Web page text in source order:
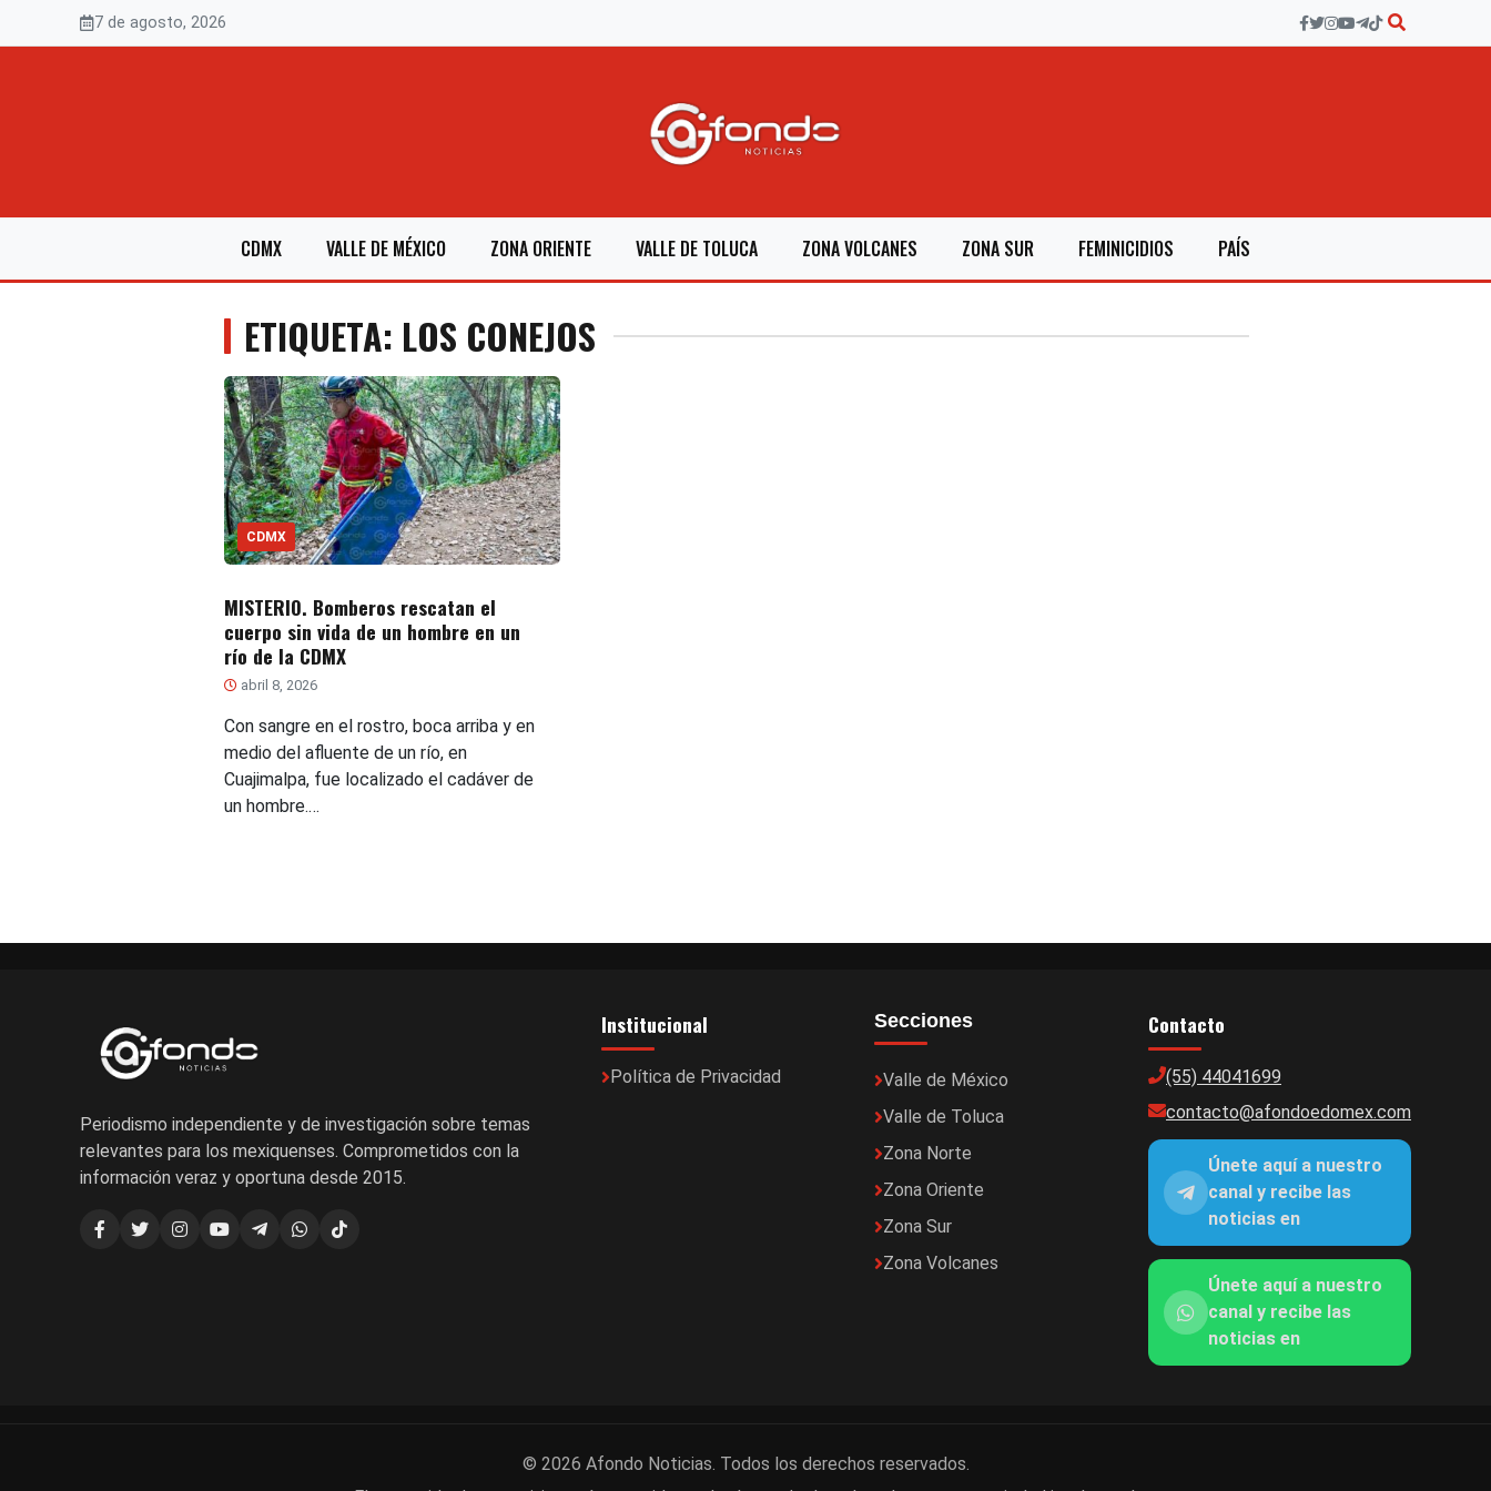
7 de agosto, 2026
CDMX VALLE DE MÉXICO ZONA ORIENTE VALLE DE TOLUCA ZONA VOLCANES ZONA SUR FEMINICIDIOS PAÍS
ETIQUETA: LOS CONEJOS
CDMX
MISTERIO. Bomberos rescatan el
cuerpo sin vida de un hombre en un
río de la CDMX
abril 8, 2026
Con sangre en el rostro, boca arriba y en
medio del afluente de un río, en
Cuajimalpa, fue localizado el cadáver de
un hombre.…
Periodismo independiente y de investigación sobre temas
relevantes para los mexiquenses. Comprometidos con la
información veraz y oportuna desde 2015.
Institucional
Política de Privacidad
Secciones
Valle de México
Valle de Toluca
Zona Norte
Zona Oriente
Zona Sur
Zona Volcanes
Contacto
(55) 44041699
contacto@afondoedomex.com
Únete aquí a nuestro
canal y recibe las
noticias en
Únete aquí a nuestro
canal y recibe las
noticias en
© 2026 Afondo Noticias. Todos los derechos reservados.